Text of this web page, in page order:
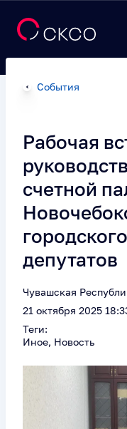
События
Рабочая
счетной
депутатов
Чувашская
21 октября 2025
Теги:
Иное, Новость